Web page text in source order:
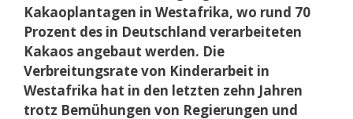
Kakaoplantagen in Westafrika, wo rund 70
Prozent des in Deutschland verarbeiteten
Kakaos angebaut werden. Die
Verbreitungsrate von Kinderarbeit in
Westafrika hat in den letzten zehn Jahren
trotz Bemühungen von Regierungen und